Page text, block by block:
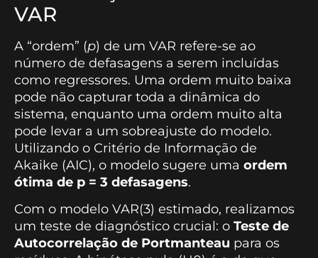
VAR
A “ordem” (p) de um VAR refere-se ao
número de defasagens a serem incluídas
como regressores. Uma ordem muito baixa
pode não capturar toda a dinâmica do
sistema, enquanto uma ordem muito alta
pode levar a um sobreajuste do modelo.
Utilizando o Critério de Informação de
Akaike (AIC), o modelo sugere uma ordem
ótima de p = 3 defasagens.
Com o modelo VAR(3) estimado, realizamos
um teste de diagnóstico crucial: o Teste de
Autocorrelação de Portmanteau para os